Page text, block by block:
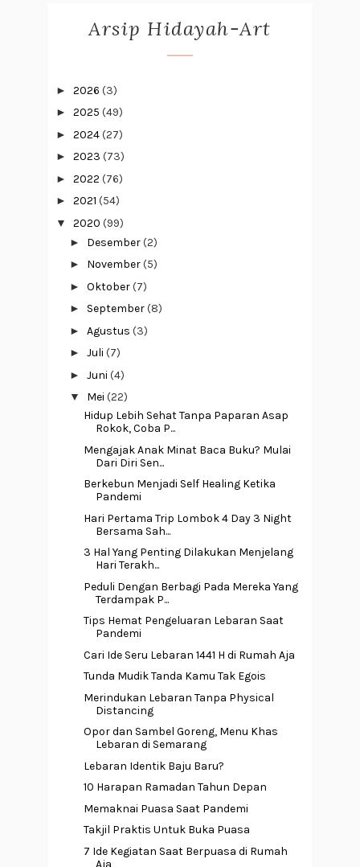
Arsip Hidayah-Art
► 2026 (3)
► 2025 (49)
► 2024(27)
► 2023 (73)
► 2022 (76)
► 2021 (54)
▼ 2020 (99)
► Desember(2)
► November(5)
► Oktober(7)
► September(8)
► Agustus (3)
► Juli (7)
► Juni (4)
▼ Mei (22)
Hidup Lebih Sehat Tanpa Paparan Asap
Rokok, Coba P...
Mengajak Anak Minat Baca Buku? Mulai
Dari Diri Sen...
Berkebun Menjadi Self Healing Ketika
Pandemi
Hari Pertama Trip Lombok 4 Day 3 Night
Bersama Sah...
3 Hal Yang Penting Dilakukan Menjelang
Hari Terakh...
Peduli Dengan Berbagi Pada Mereka Yang
Terdampak P...
Tips Hemat Pengeluaran Lebaran Saat
Pandemi
Cari Ide Seru Lebaran 1441 H di Rumah Aja
Tunda Mudik Tanda Kamu Tak Egois
Merindukan Lebaran Tanpa Physical
Distancing
Opor dan Sambel Goreng, Menu Khas
Lebaran di Semarang
Lebaran Identik Baju Baru?
10 Harapan Ramadan Tahun Depan
Memaknai Puasa Saat Pandemi
Takjil Praktis Untuk Buka Puasa
7 Ide Kegiatan Saat Berpuasa di Rumah
Aja